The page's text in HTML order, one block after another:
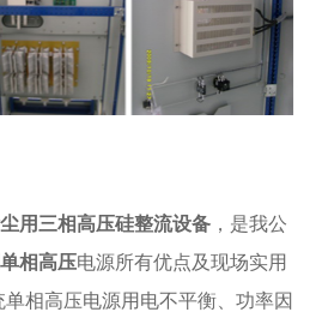
用三相高压硅整流设备 ，是我公
相高压电源所有优点及现场实用
相高压电源用电不平衡、功率因